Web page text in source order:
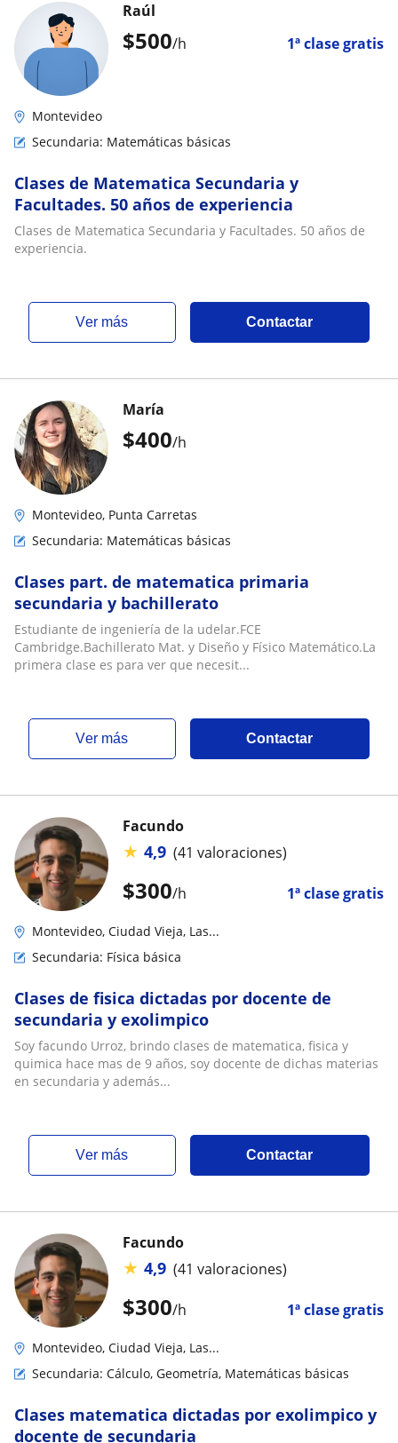
$500/h 1ª clase gratis
Raúl
Montevideo
Secundaria: Matemáticas básicas
Clases de Matematica Secundaria y
Facultades. 50 años de experiencia
Clases de Matematica Secundaria y Facultades. 50 años de
experiencia.
ver más Contactar
$400/h
María
Montevideo, Punta Carretas
Secundaria: Matemáticas básicas
Clases part. de matematica primaria
secundaria y bachillerato
Estudiante de ingeniería de la udelar.FCE
Cambridge.Bachillerato Mat. y Diseño y Físico Matemático.La
primera clase es para ver que necesit...
ver más Contactar
$300/h 1ª clase gratis
Facundo
★ 4,9 (41 valoraciones)
Montevideo, Ciudad Vieja, Las...
Secundaria: Física básica
Clases de fisica dictadas por docente de
secundaria y exolimpico
Soy facundo Urroz, brindo clases de matematica, fisica y
quimica hace mas de 9 años, soy docente de dichas materias
en secundaria y además...
ver más Contactar
$300/h 1ª clase gratis
Facundo
★ 4,9 (41 valoraciones)
Montevideo, Ciudad Vieja, Las...
Secundaria: Cálculo, Geometría, Matemáticas básicas
Clases matematica dictadas por exolimpico y
docente de secundaria